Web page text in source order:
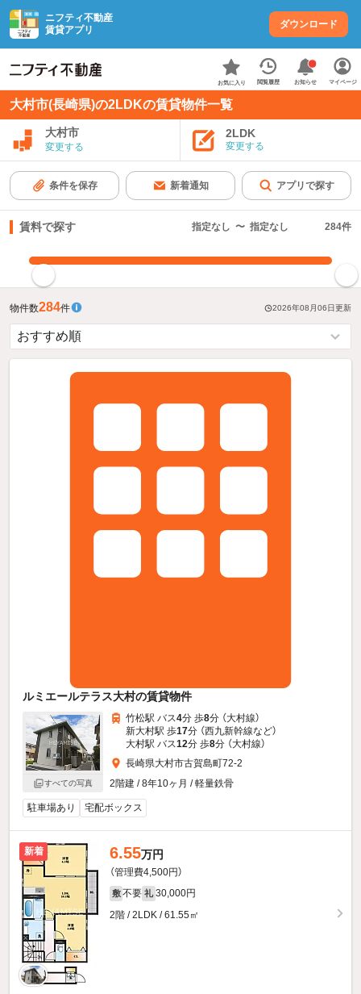
ニフティ不動産
賃貸アプリ
ダウンロード
お気に入り 閲覧履歴 お知らせ マイページ
大村市(長崎県)の2LDKの賃貸物件一覧
大村市
変更する
2LDK
変更する
条件を保存 新着通知 アプリで探す
賃料で探す 指定なし 〜 指定なし 284件
物件数284件 2026年08月06日更新
ルミエールテラス大村の賃貸物件
すべての写真
竹松駅 バス4分 歩8分 （大村線）
新大村駅 歩17分 （西九新幹線など）
大村駅 バス12分 歩8分 （大村線）
長崎県大村市古賀島町72-2
2階建 / 8年10ヶ月 / 軽量鉄骨
駐車場あり 宅配ボックス
新着 6.55万円
（管理費4,500円）
敷 不要 礼 30,000円
2階 / 2LDK / 61.55㎡